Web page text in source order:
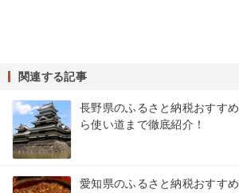
関連する記事
長野県のふるさと納税おすす
ら使い道まで徹底紹介！
愛知県のふるさと納税おすす